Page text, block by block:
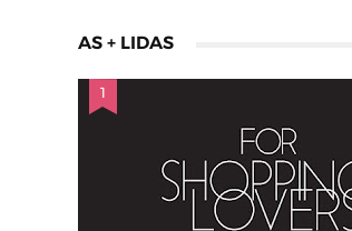
AS + LIDAS